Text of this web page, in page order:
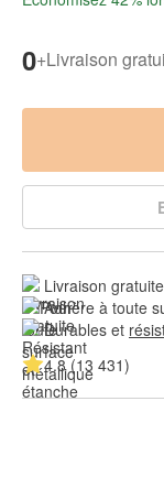
0+Livraison
Livraison gratuite
Adhère à toute
Durables et
4.8 (13 431)